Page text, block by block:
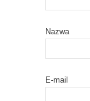
Nazwa
E-mail